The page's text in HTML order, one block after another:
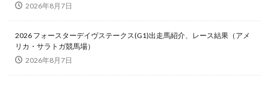
2026年8月7日
2026 フォースターデイヴステークス(G1)出走馬紹介、レース結果（アメ
リカ・サラトガ競馬場）
2026年8月7日